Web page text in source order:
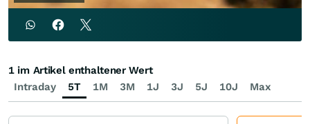
Intraday 5T 1M 3M 1J 3J 5J 10J Max
1 im Artikel enthaltener Wert